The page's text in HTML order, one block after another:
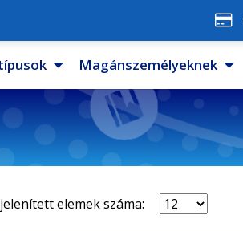
Magánszemélyeknek
elemek száma: